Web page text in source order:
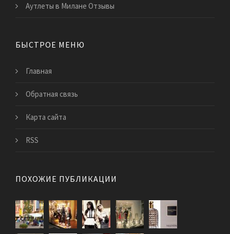
Аутлеты в Милане Отзывы
БЫСТРОЕ МЕНЮ
Главная
Обратная связь
Карта сайта
RSS
ПОХОЖИЕ ПУБЛИКАЦИИ